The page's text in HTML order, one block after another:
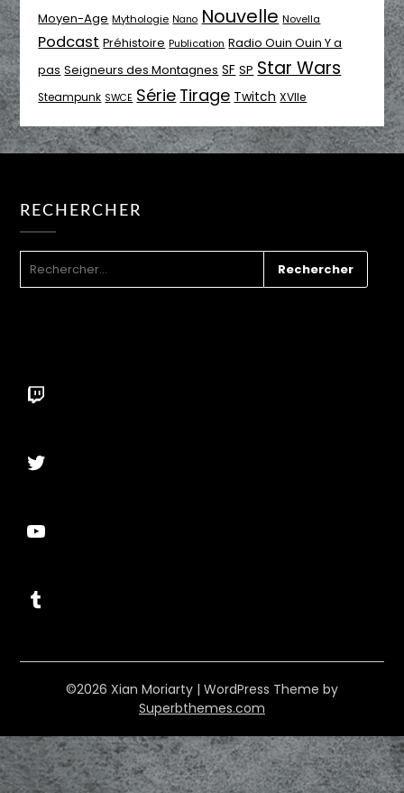
Moyen-Age Mythologie Nano Nouvelle Novella
Podcast Préhistoire Publication Radio Ouin Ouin Y a
pas Seigneurs des Montagnes SF SP Star Wars
Steampunk SWCE Série Tirage Twitch XVIIe
RECHERCHER
Twitch
Twitter
YouTube
Tumblr
©2026 Xian Moriarty | WordPress Theme by
Superbthemes.com